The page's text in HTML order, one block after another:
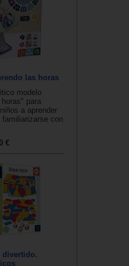
las horas
modelo
para
a aprender
familiarizarse con
€
divertido.